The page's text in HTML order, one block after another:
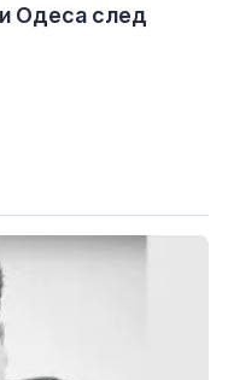
Одеса след